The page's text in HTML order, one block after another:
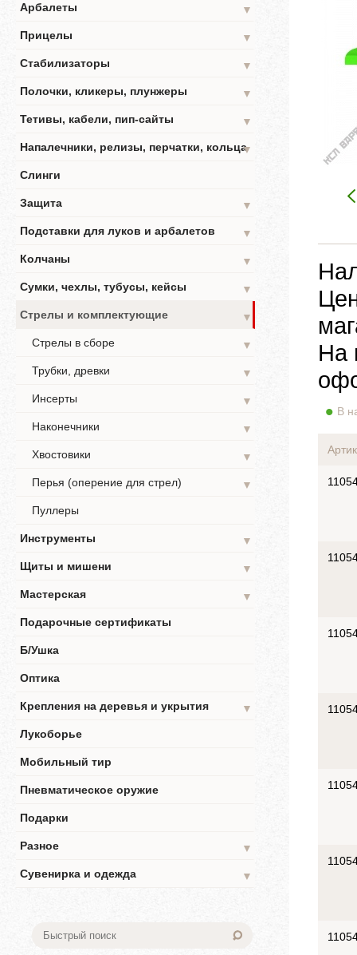
Арбалеты
▼
Прицелы
▼
Стабилизаторы
▼
Полочки, кликеры, плунжеры
▼
Тетивы, кабели, пип-сайты
▼
Напалечники, релизы, перчатки, кольца▼
Слинги
Защита
▼
Подставки для луков и арбалетов
▼
Колчаны
▼
Сумки, чехлы, тубусы, кейсы
▼
Стрелы и комплектующие
▼
Стрелы в сборе
▼
Трубки, древки
▼
Инсерты
▼
Наконечники
▼
Хвостовики
▼
Перья (оперение для стрел)
▼
Пуллеры
Инструменты
▼
Щиты и мишени
▼
Мастерская
▼
Подарочные сертификаты
Б/Ушка
Оптика
Крепления на деревья и укрытия
▼
Лукоборье
Мобильный тир
Пневматическое оружие
Подарки
Разное
▼
Сувенирка и одежда
▼
На
В